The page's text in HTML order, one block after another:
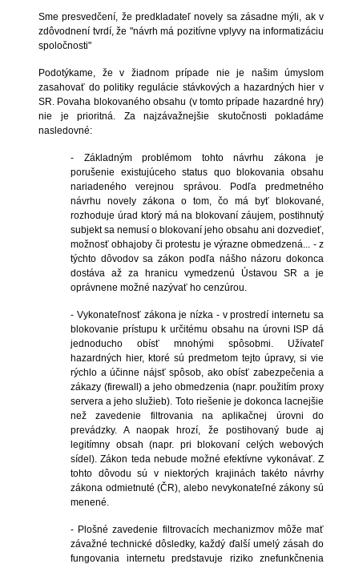
Sme presvedčení, že predkladateľ novely sa zásadne mýli, ak v
zdôvodnení tvrdí, že "návrh má pozitívne vplyvy na informatizáciu
spoločnosti"
Podotýkame, že v žiadnom prípade nie je našim úmyslom
zasahovať do politiky regulácie stávkových a hazardných hier v
SR. Povaha blokovaného obsahu (v tomto prípade hazardné hry)
nie je prioritná. Za najzávažnejšie skutočnosti pokladáme
nasledovné:
- Základným problémom tohto návrhu zákona je
porušenie existujúceho status quo blokovania obsahu
nariadeného verejnou správou. Podľa predmetného
návrhu novely zákona o tom, čo má byť blokované,
rozhoduje úrad ktorý má na blokovaní záujem, postihnutý
subjekt sa nemusí o blokovaní jeho obsahu ani dozvedieť,
možnosť obhajoby či protestu je výrazne obmedzená... - z
týchto dôvodov sa zákon podľa nášho názoru dokonca
dostáva až za hranicu vymedzenú Ústavou SR a je
oprávnene možné nazývať ho cenzúrou.
- Vykonateľnosť zákona je nízka - v prostredí internetu sa
blokovanie prístupu k určitému obsahu na úrovni ISP dá
jednoducho obísť mnohými spôsobmi. Užívateľ
hazardných hier, ktoré sú predmetom tejto úpravy, si vie
rýchlo a účinne nájsť spôsob, ako obísť zabezpečenia a
zákazy (firewall) a jeho obmedzenia (napr. použitím proxy
servera a jeho služieb). Toto riešenie je dokonca lacnejšie
než zavedenie filtrovania na aplikačnej úrovni do
prevádzky. A naopak hrozí, že postihovaný bude aj
legitímny obsah (napr. pri blokovaní celých webových
sídel). Zákon teda nebude možné efektívne vykonávať. Z
tohto dôvodu sú v niektorých krajinách takéto návrhy
zákona odmietnuté (ČR), alebo nevykonateľné zákony sú
menené.
- Plošné zavedenie filtrovacích mechanizmov môže mať
závažné technické dôsledky, každý ďalší umelý zásah do
fungovania internetu predstavuje riziko znefunkčnenia